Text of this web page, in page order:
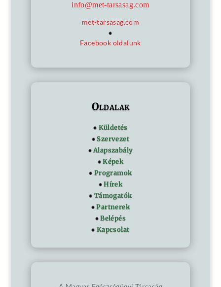
info@met-tarsasag.com
met-tarsasag.com
Facebook oldalunk
Oldalak
Küldetés
Szervezet
Alapszabály
Képek
Programok
Hírek
Támogatók
Partnerek
Belépés
Kapcsolat